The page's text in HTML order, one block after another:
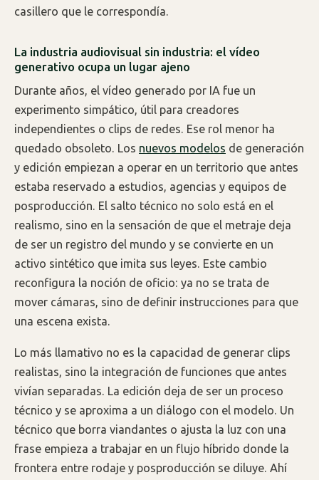
casillero que le correspondía.
La industria audiovisual sin industria: el vídeo
generativo ocupa un lugar ajeno
Durante años, el vídeo generado por IA fue un
experimento simpático, útil para creadores
independientes o clips de redes. Ese rol menor ha
quedado obsoleto. Los nuevos modelos de generación
y edición empiezan a operar en un territorio que antes
estaba reservado a estudios, agencias y equipos de
posproducción. El salto técnico no solo está en el
realismo, sino en la sensación de que el metraje deja
de ser un registro del mundo y se convierte en un
activo sintético que imita sus leyes. Este cambio
reconfigura la noción de oficio: ya no se trata de
mover cámaras, sino de definir instrucciones para que
una escena exista.
Lo más llamativo no es la capacidad de generar clips
realistas, sino la integración de funciones que antes
vivían separadas. La edición deja de ser un proceso
técnico y se aproxima a un diálogo con el modelo. Un
técnico que borra viandantes o ajusta la luz con una
frase empieza a trabajar en un flujo híbrido donde la
frontera entre rodaje y posproducción se diluye. Ahí